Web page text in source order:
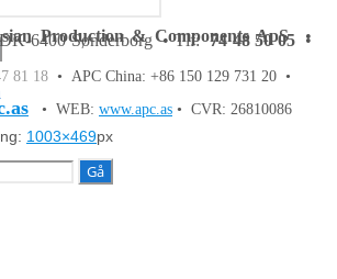
1003×469px
Production & Components ApS•
6400 Sønderborg • Tlf:74 48 50 05•
81 18 • APC China: +86 150 129 731 20 •
• WEB: www.apc.as • CVR: 26810086